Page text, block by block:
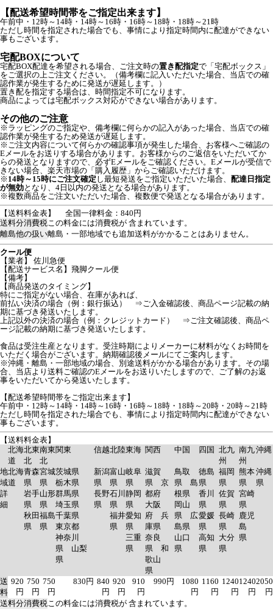
【配送希望時間帯をご指定出来ます】
午前中・12時～14時・14時～16時・16時～18時・18時～21時
ただし時間を指定された場合でも、事情により指定時間内に配達ができない
事もございます。
宅配BOXについて
宅配BOX配達を希望される場合、ご注文時の置き配指定で「宅配ボックス」
をご選択の上ご注文ください。（備考欄に記入いただいた場合、当店での確
認作業が発生するために発送が遅延します。）
置き配を指定する場合は、時間指定不可になります。
商品によっては宅配ボックス対応ができない場合があります。
その他のご注意
※ラッピングのご指定や、備考欄に何らかの記入があった場合、当店での確
認作業が発生するため発送が遅延します。
※ご注文内容について何らかの確認事項が発生した場合、お客様へご確認の
Eメールをお送りする場合があります。お客様からのご返信をいただいてか
らの発送となりますので、必ずEメールをご確認ください。Eメールが受信で
きない場合、楽天市場の「購入履歴」からご確認いただけます。
※ 14時～15時にご注文確定 し最短発送をご指定いただいた場合、 配達日指定
が無効となり、4日以内の発送となる場合があります。
※複数商品をご注文いただいた場合、複数便で発送となる場合があります。
【送料料金表】
全国一律料金：840円
送料分消費税この料金には消費税が 含まれています。
離島他の扱い離島・一部地域でも追加送料がかかることはありません。
クール便
【業者】 佐川急便
【配送サービス名】飛脚クール便
【備考】
【商品発送のタイミング】
特にご指定がない場合、在庫があれば、
前払い決済の場合（例：銀行振込） ⇒ご入金確認後、商品ページ記載の納
期に基づき発送いたします。
上記以外の決済の場合（例：クレジットカード） ⇒ご注文確認後、商品ペ
ージ記載の納期に基づき発送いたします。
食品は受注生産となります。受注時期によりメーカーに材料がなくお時間を
いただく場合がございます。納期確認後メールにてご案内します。
※沖縄・離島・一部地域の場合、別途送料がかかる場合があります。その場
合、当店より送料ご確認のEメールをお送りいたしますので、ご了解のお返
事をいただいてから発送いたします。
【配送希望時間帯をご指定出来ます】
午前中・12時～14時・14時～16時・16時～18時・18時～20時・20時～21時
ただし時間を指定された場合でも、事情により指定時間内に配達ができない
事もございます。
【送料料金表】
北海
道
北東
北
南東
北
関東 信越北陸東海 関西 中国 四国 北九
州
南九
州
沖縄
地
域
詳
細
北海
道
青森
県
岩手
県
秋田
県
宮城
県
山形
県
福島
県
茨城県
栃木県
群馬県
埼玉県
千葉県
東京都
神奈川
県 山梨
県
新潟
県
長野
県
富山
県
石川
県
福井
県
岐阜
県
静岡
県
愛知
県
三重
県
滋賀
県 京
都府
大阪
府 兵
庫県
奈良
県 和
歌山
県
鳥取
県 島
根県
岡山
県 広
島県
山口
県
徳島
県
香川
県
愛媛
県
高知
県
福岡
県
佐賀
県
長崎
県
大分
県
熊本
県
宮崎
県
鹿児
島
県
沖縄
県
送
料
920
円
750
円
750
円
830円 840
円
920
円
910
円
990円
1080
円
1160
円
1240
円
1240
円
2050
円
送料分消費税この料金には消費税が 含まれています。